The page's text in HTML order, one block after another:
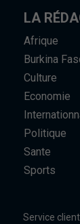
LA
Afrique
Burkina
Culture
Economie
Politique
Sante
Sports
Service client